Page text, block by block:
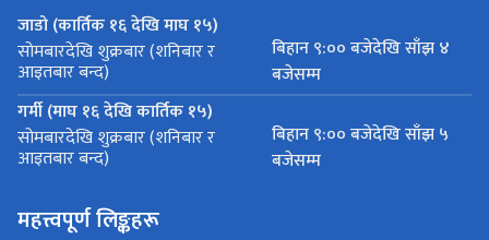
जाडो (कार्तिक १६ देखि माघ १५)
सोमबारदेखि शुक्रबार (शनिबार र
आइतबार बन्द)
बिहान ९:०० बजेदेखि साँझ ४
बजेसम्म
गर्मी (माघ १६ देखि कार्तिक १५)
सोमबारदेखि शुक्रबार (शनिबार र
आइतबार बन्द)
बिहान ९:०० बजेदेखि साँझ ५
बजेसम्म
महत्त्वपूर्ण लिङ्कहरू